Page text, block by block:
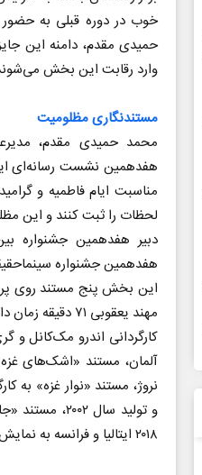
خوب در دوره قبلی به
حمیدی مقدم، دامنه این
وارد رقابت این بخش
مستندنگاری مظلومیت
محمد حمیدی مقدم،
هفدهمین نشست رسانه‌ای
مناسبت ایام فاطمیه و
لحظات را ثبت کنند و این‌
دبیر هفدهمین جشنواره
هفدهمین جشنواره
۲۰۱۸ ایتالیا و فرانسه به نمایش درمی‌آیند. همچنین دو پنل ویژه در این حوزه خواهیم داشت.